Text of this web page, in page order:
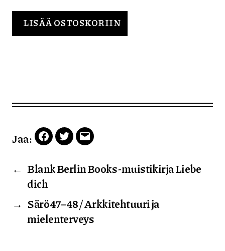
LISÄÄ OSTOSKORIIN
Jaa: Facebook
TwitterEmail
← Blank Berlin Books -muistikirja Liebe
dich
→ Särö 47–48 / Arkkitehtuuri ja
mielenterveys